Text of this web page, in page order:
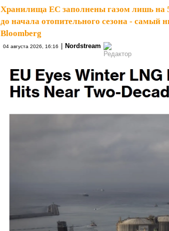
Хранилища ЕС заполнены газом лишь на
до начала отопительного сезона - самый
Bloomberg
04 августа 2026, 16:16 Nordstream